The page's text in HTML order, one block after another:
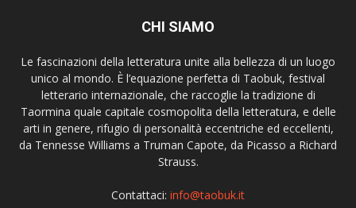
CHI SIAMO
Le fascinazioni della letteratura unite alla bellezza di un luogo
unico al mondo. È l’equazione perfetta di Taobuk, festival
letterario internazionale, che raccoglie la tradizione di
Taormina quale capitale cosmopolita della letteratura, e delle
arti in genere, rifugio di personalità eccentriche ed eccellenti,
da Tennesse Williams a Truman Capote, da Picasso a Richard
Strauss.
Contattaci: info@taobuk.it